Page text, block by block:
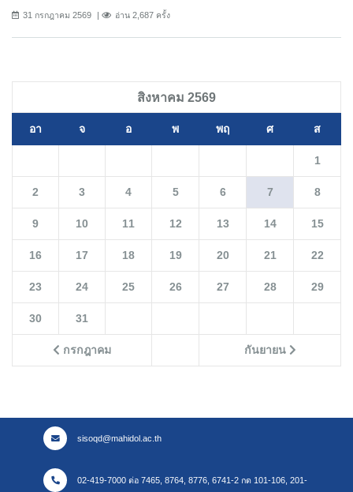
31 กรกฎาคม 2569 อ่าน 2,687 ครั้ง
สิงหาคม 2569
อา จ อ พ พฤ ศ ส
กรกฎาคม กันยายน
1
2 3 4 5 6 7 8
9 10 11 12 13 14 15
16 17 18 19 20 21 22
23 24 25 26 27 28 29
30 31
sisoqd@mahidol.ac.th
02-419-7000 ต่อ 7465, 8764, 8776, 6741-2 กด 101-106, 201-